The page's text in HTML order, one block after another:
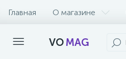
Главная О магазине
VOMAG